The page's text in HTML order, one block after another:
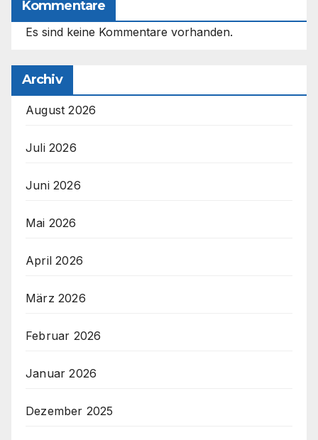
Kommentare
Es sind keine Kommentare vorhanden.
Archiv
August 2026
Juli 2026
Juni 2026
Mai 2026
April 2026
März 2026
Februar 2026
Januar 2026
Dezember 2025